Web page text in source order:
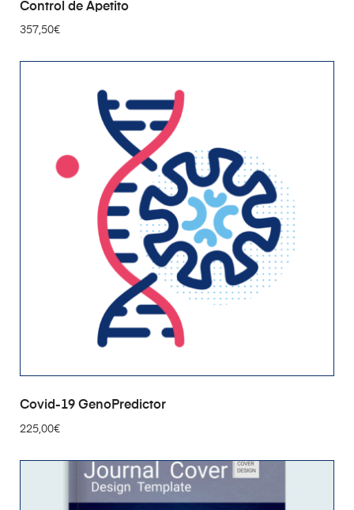
Control de Apetito
357,50€
AÑADIR AL CARRITO
Covid-19 GenoPredictor
225,00€